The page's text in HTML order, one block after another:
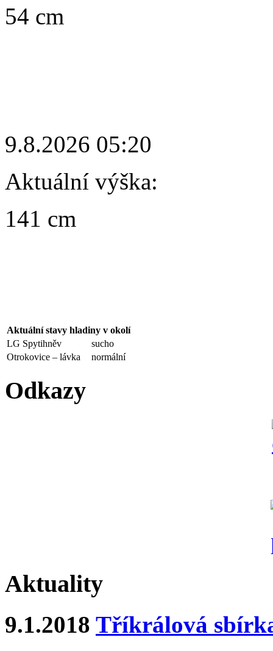
54 cm
9.8.2026 05:20
Aktuální výška:
141 cm
Aktuální stavy hladiny v okolí
LG Spytihněv
sucho
Otrokovice – lávka
normální
Odkazy
Aktuality
9.1.2018 Tříkrálová